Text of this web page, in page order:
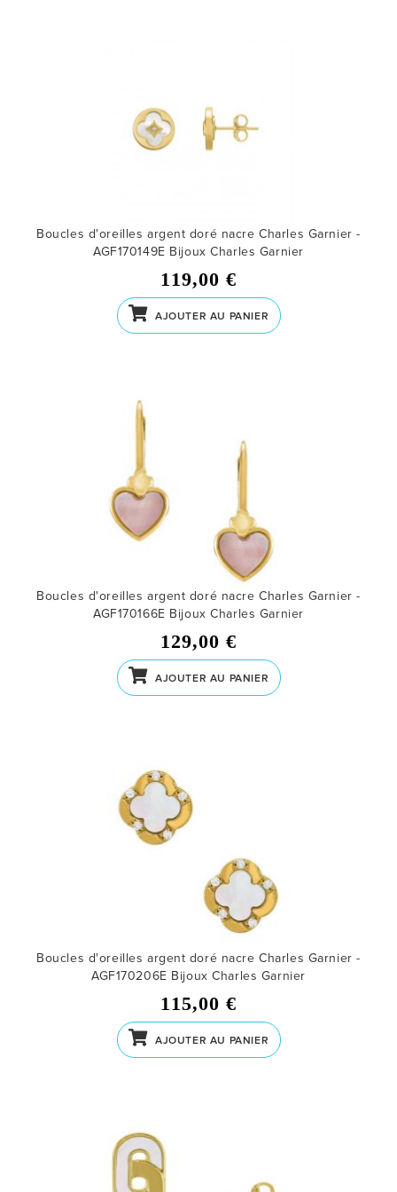
Boucles d'oreilles argent doré nacre Charles Garnier -
AGF170149E Bijoux Charles Garnier
119,00 €
AJOUTER AU PANIER
Boucles d'oreilles argent doré nacre Charles Garnier -
AGF170166E Bijoux Charles Garnier
129,00 €
AJOUTER AU PANIER
Boucles d'oreilles argent doré nacre Charles Garnier -
AGF170206E Bijoux Charles Garnier
115,00 €
AJOUTER AU PANIER